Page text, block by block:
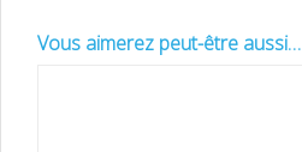
Vous aimerez peut-être aussi…